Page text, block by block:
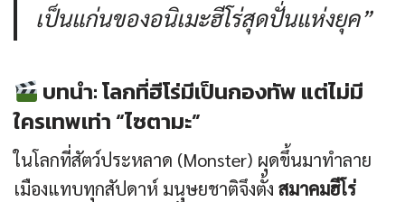
เป็นแก่นของอนิเมะฮีโร่สุดปั่นแห่งยุค”
บทนำ: โลกที่ฮีโร่มีเป็นกองทัพ แต่ไม่มี
ใครเทพเท่า “ไซตามะ”
ในโลกที่สัตว์ประหลาด (Monster) ผุดขึ้นมาทำลาย
เมืองแทบทุกสัปดาห์ มนุษยชาติจึงตั้ง สมาคมฮีโร่